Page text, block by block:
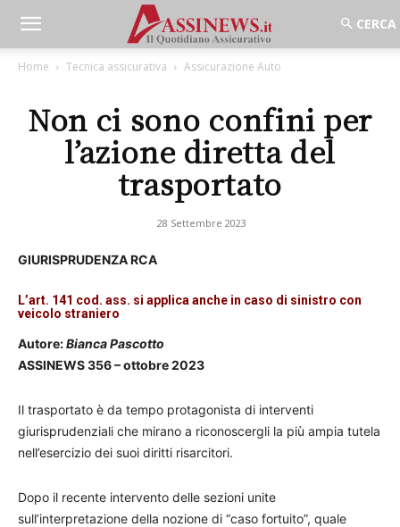
Home Tecnica assicurativa Assicurazione Auto
Non ci sono confini per
l’azione diretta del
trasportato
28 Settembre 2023
GIURISPRUDENZA RCA
L’art. 141 cod. ass. si applica anche in caso di sinistro con
veicolo straniero
Autore:Bianca Pascotto
ASSINEWS 356 – ottobre 2023
Il trasportato è da tempo protagonista di interventi
giurisprudenziali che mirano a riconoscergli la più ampia tutela
nell’esercizio dei suoi diritti risarcitori.
Dopo il recente intervento delle sezioni unite
sull’interpretazione della nozione di “caso fortuito”, quale